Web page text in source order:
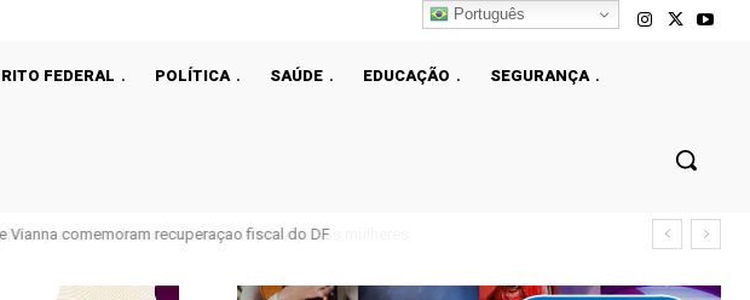
FEDERAL POLÍTICA SAÚDE EDUCAÇÃO
SEGURANÇA
Vianna comemoram recuperaçao fiscal do DF
Português